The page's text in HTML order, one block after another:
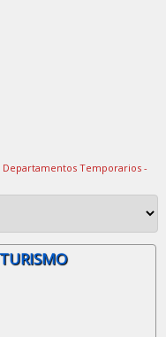
Temporarios -